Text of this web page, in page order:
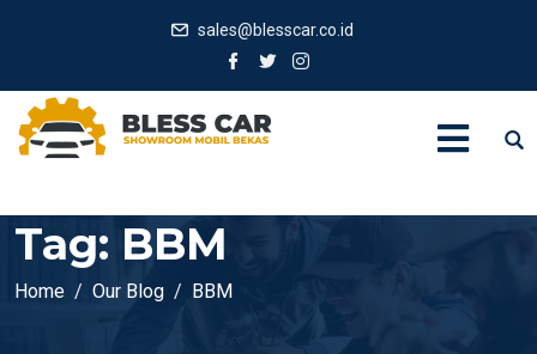
sales@blesscar.co.id
Tag: BBM
Home Our Blog BBM